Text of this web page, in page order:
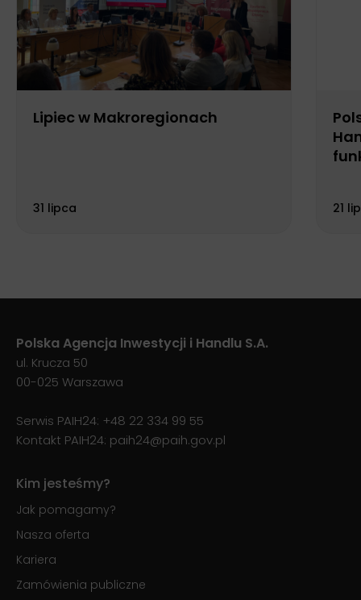
Lipiec w Makroregionach
31 lipca 21
Polska Agencja Inwestycji i Handlu S.A.
ul. Krucza 50
00-025 Warszawa
Serwis PAIH24: +48 22 334 99 55
Kontakt PAIH24: paih24@paih.gov.pl
Kim jesteśmy?
Jak pomagamy?
Nasza oferta
Kariera
Zamówienia publiczne